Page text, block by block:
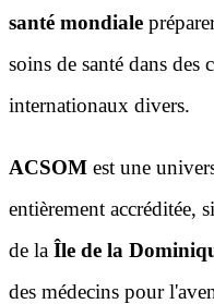
santé mondiale
soins de santé dans des
internationaux divers.
ACSOM est une
entièrement accréditée,
de la Île de la
des médecins pour